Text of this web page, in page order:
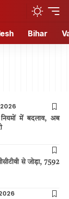
Bihar
में बदलाव, अब
से जोड़ा, 7592